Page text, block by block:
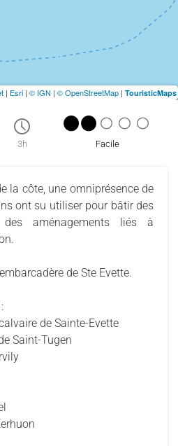
3h Facile
la côte, une omniprésence de
ont su utiliser pour bâtir des
aménagements liés à
de Ste Evette.
de Sainte-Evette
Saint-Tugen
| Esri | © IGN | © OpenStreetMap | TouristicMaps